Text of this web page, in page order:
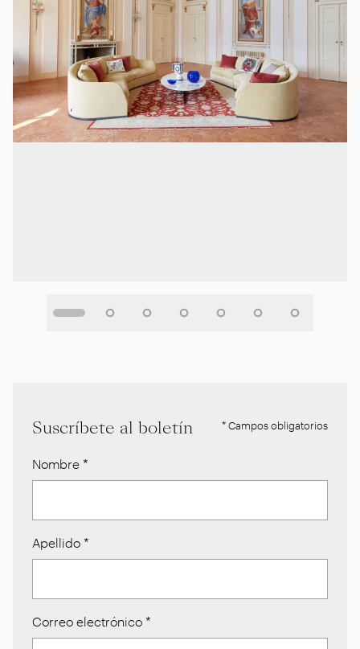
Suscríbete al boletín * Campos obligatorios
Nombre *
Apellido *
Correo electrónico *